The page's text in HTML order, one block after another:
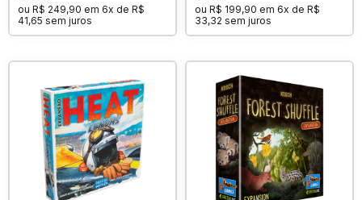
ou R$ 249,90 em 6x de R$
41,65 sem juros
ou R$ 199,90 em 6x de R$
33,32 sem juros